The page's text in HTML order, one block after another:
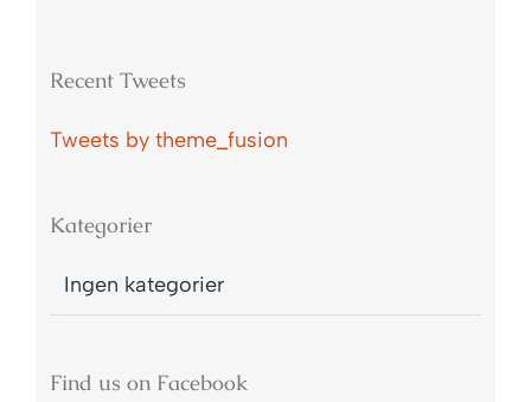
Recent Tweets
Tweets by theme_fusion
Kategorier
Ingen kategorier
Find us on Facebook